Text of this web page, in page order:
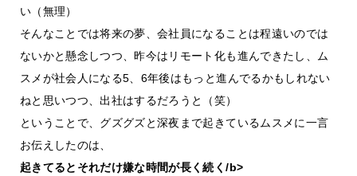
い（無理）
そんなことでは将来の夢、会社員になることは程遠いのでは
ないかと懸念しつつ、昨今はリモート化も進んできたし、ム
スメが社会人になる5、6年後はもっと進んでるかもしれない
ねと思いつつ、出社はするだろうと（笑）
ということで、グズグズと深夜まで起きているムスメに一言
お伝えしたのは、
起きてるとそれだけ嫌な時間が長く続く/b>